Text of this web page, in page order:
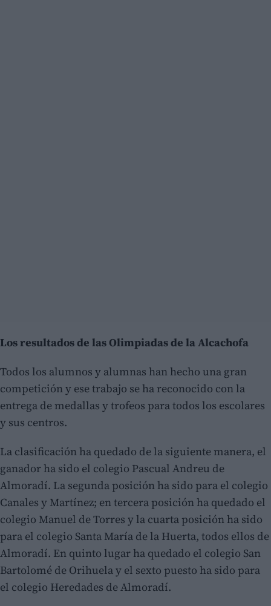
Los resultados de las Olimpiadas de la Alcachofa
Todos los alumnos y alumnas han hecho una gran
competición y ese trabajo se ha reconocido con la
entrega de medallas y trofeos para todos los escolares
y sus centros.
La clasificación ha quedado de la siguiente manera, el
ganador ha sido el colegio Pascual Andreu de
Almoradí. La segunda posición ha sido para el colegio
Canales y Martínez; en tercera posición ha quedado el
colegio Manuel de Torres y la cuarta posición ha sido
para el colegio Santa María de la Huerta, todos ellos de
Almoradí. En quinto lugar ha quedado el colegio San
Bartolomé de Orihuela y el sexto puesto ha sido para
el colegio Heredades de Almoradí.